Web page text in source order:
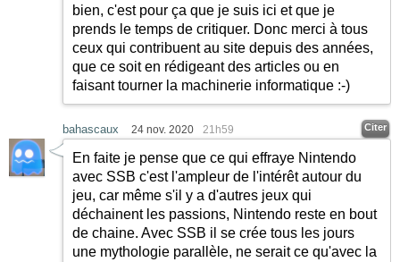
bien, c'est pour ça que je suis ici et que je
prends le temps de critiquer. Donc merci à tous
ceux qui contribuent au site depuis des années,
que ce soit en rédigeant des articles ou en
faisant tourner la machinerie informatique :-)
bahascaux 24 nov. 2020 21h59 Citer
En faite je pense que ce qui effraye Nintendo
avec SSB c'est l'ampleur de l'intérêt autour du
jeu, car même s'il y a d'autres jeux qui
déchainent les passions, Nintendo reste en bout
de chaine. Avec SSB il se crée tous les jours
une mythologie parallèle, ne serait ce qu'avec la